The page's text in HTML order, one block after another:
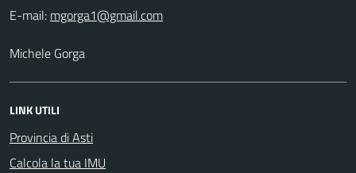
E-mail:
Michele Gorga
LINK UTILI
Provincia di Asti
Calcola la tua IMU